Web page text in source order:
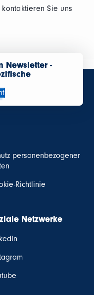
Sie uns
Newsletter -
personenbezogener
Richtlinie
Netzwerke